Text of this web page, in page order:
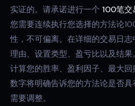
实证的。请承诺进行一个 100笔交
您需要连续执行您选择的方法论
性，不可偏离。在详细的交易日
理由、设置类型、盈亏比以及结果
计算您的胜率、盈利因子、最大
数字将明确告诉您的方法论是否
需要调整。